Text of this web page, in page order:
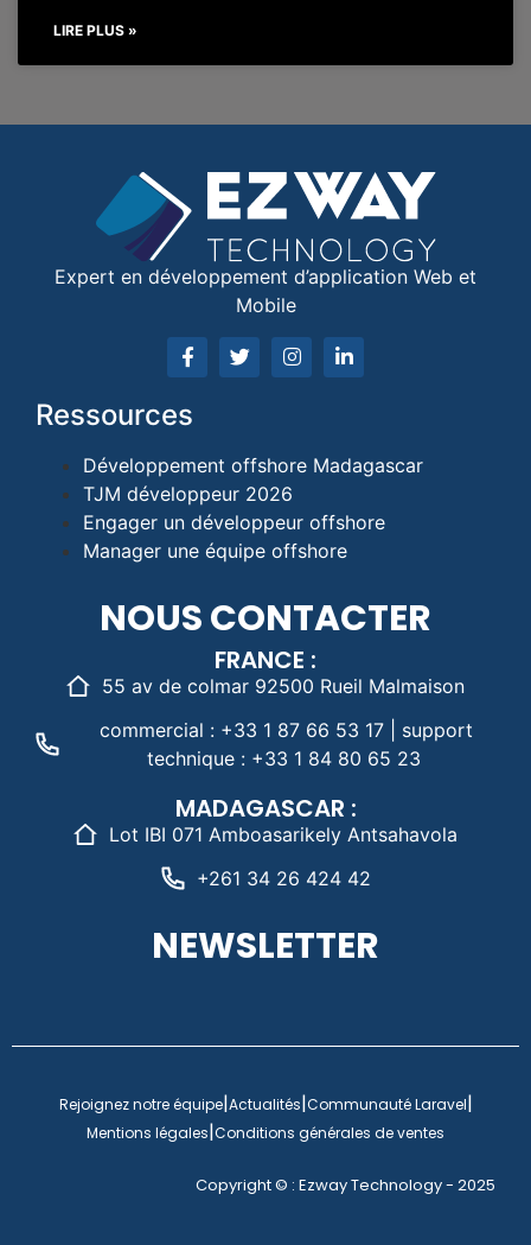
LIRE PLUS »
Expert en développement d’application Web et
Mobile
Ressources
Développement offshore Madagascar
TJM développeur 2026
Engager un développeur offshore
Manager une équipe offshore
NOUS CONTACTER
FRANCE :
55 av de colmar 92500 Rueil Malmaison
commercial : +33 1 87 66 53 17 | support
technique : +33 1 84 80 65 23
MADAGASCAR :
Lot IBI 071 Amboasarikely Antsahavola
+261 34 26 424 42
NEWSLETTER
Rejoignez notre équipe|Actualités|Communauté Laravel|
Mentions légales|Conditions générales de ventes
Copyright © : Ezway Technology - 2025